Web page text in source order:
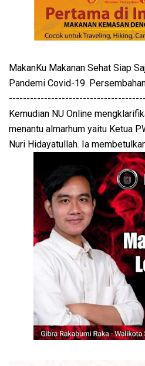
MakanKu Makanan Sehat Siap
Pandemi Covid-19.
Kemudian NU Online
menantu almarhum yaitu Ketua
Nuri Hidayatullah. Ia